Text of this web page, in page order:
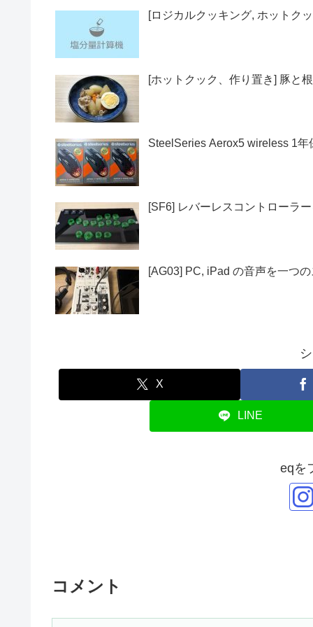
[ロジカルクッキング, ホットク
[ホットクック、作り置き] 豚と
SteelSeries Aerox5 wireless 1年
[SF6] レバーレスコントローラ
[AG03] PC, iPad の音声を一つ
X
LINE
eqを
コメント